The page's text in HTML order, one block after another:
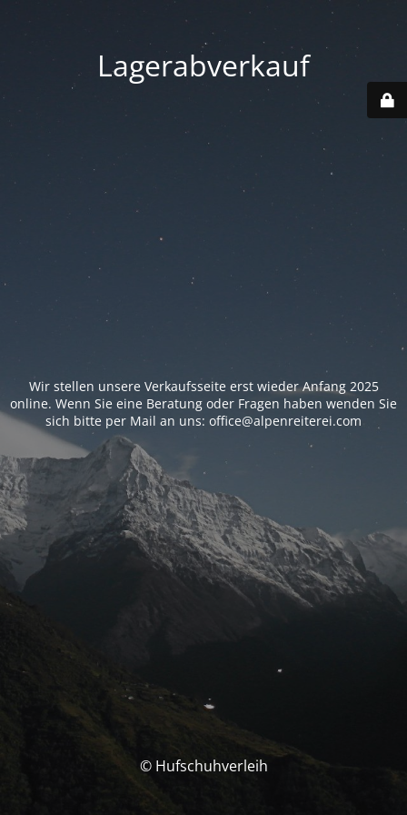
Lagerabverkauf
Wir stellen unsere Verkaufsseite erst wieder Anfang 2025
online. Wenn Sie eine Beratung oder Fragen haben wenden Sie
sich bitte per Mail an uns: office@alpenreiterei.com
© Hufschuhverleih